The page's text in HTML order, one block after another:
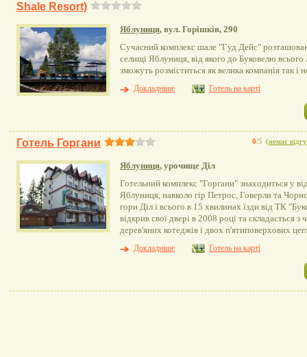
Shale Resort)
Яблуниця, вул. Горішків, 290
Сучасний комплекс шале "Гуд Дейс"
селищі Яблуниця, від якого до Буковелю
зможуть розміститься як велика компанія так і
Докладніше
Готель на карті
0/5 (немає
Готель Горгани
Яблуниця, урочище Діл
Готельний комплекс "Горгани" знаходиться у
Яблуниця, навколо гір Петрос, Говерли та
гори Діл і всього в 15 хвилинах їзди від ТК
відкрив свої двері в 2008 році та складається
дерев'яних котеджів і двох п'ятиповерхових
Докладніше
Готель на карті